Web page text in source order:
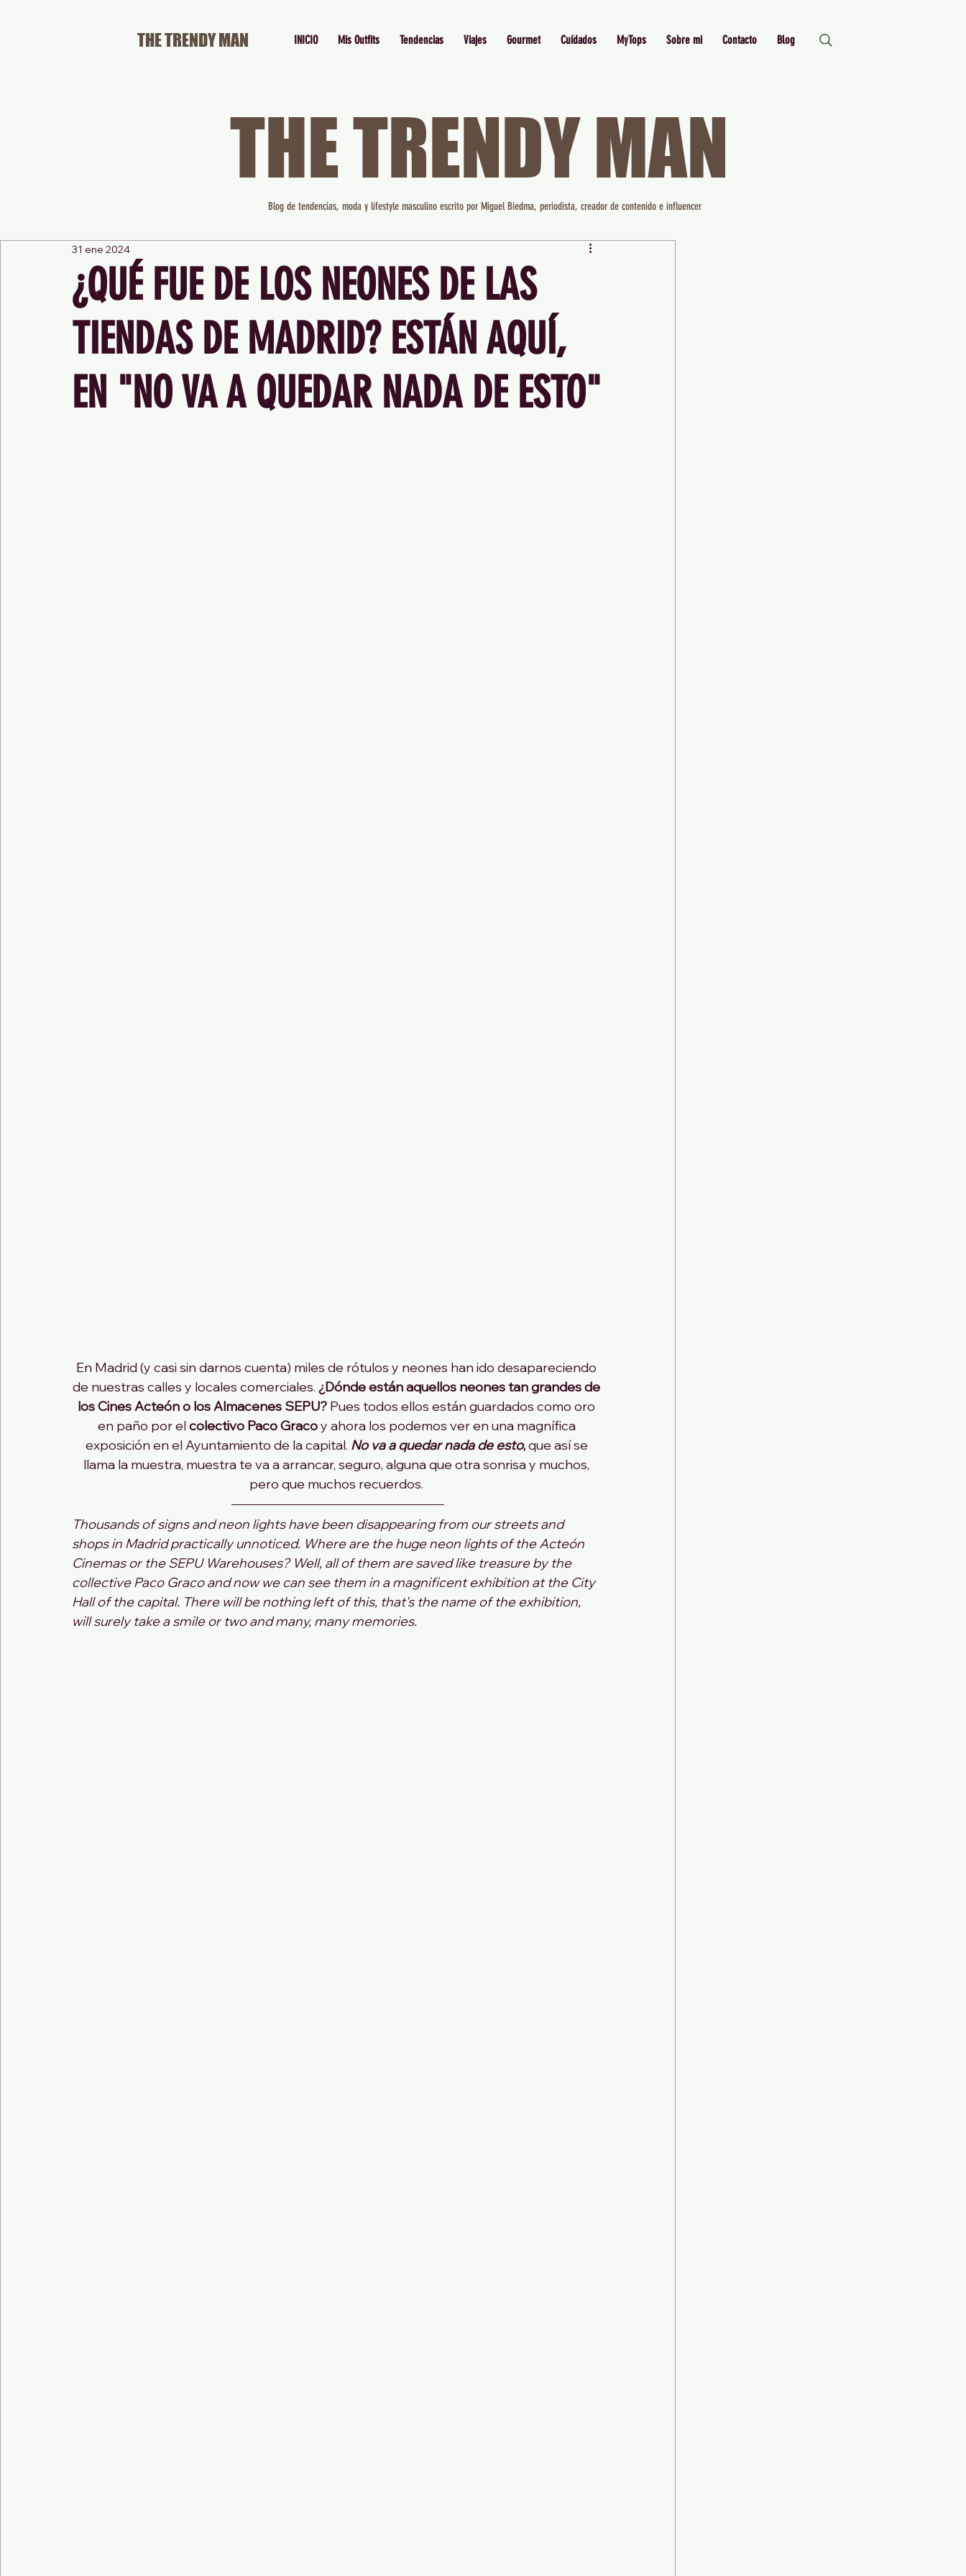
INICIO Mis Outfits Tendencias Viajes Gourmet Cuídados MyTops Sobre mi Contacto Blog
THE TRENDY MAN
¿QUÉ FUE DE LOS NEONES DE LAS
TIENDAS DE MADRID? ESTÁN AQUÍ,
EN "NO VA A QUEDAR NADA DE ESTO"
31 ene 2024
En Madrid (y casi sin darnos cuenta) miles de rótulos y neones han ido desapareciendo
de nuestras calles y locales comerciales. ¿Dónde están aquellos neones tan grandes de
los Cines Acteón o los Almacenes SEPU? Pues todos ellos están guardados como oro
en paño por el colectivo Paco Graco y ahora los podemos ver en una magnífica
exposición en el Ayuntamiento de la capital. No va a quedar nada de esto, que así se
llama la muestra, muestra te va a arrancar, seguro, alguna que otra sonrisa y muchos,
pero que muchos recuerdos.
Thousands of signs and neon lights have been disappearing from our streets and
shops in Madrid practically unnoticed. Where are the huge neon lights of the Acteón
Cinemas or the SEPU Warehouses? Well, all of them are saved like treasure by the
collective Paco Graco and now we can see them in a magnificent exhibition at the City
Hall of the capital. There will be nothing left of this, that's the name of the exhibition,
will surely take a smile or two and many, many memories.
Blog de tendencias, moda y lifestyle masculino escrito por Miguel Biedma, periodista, creador de contenido e influencer
THE TRENDY MAN